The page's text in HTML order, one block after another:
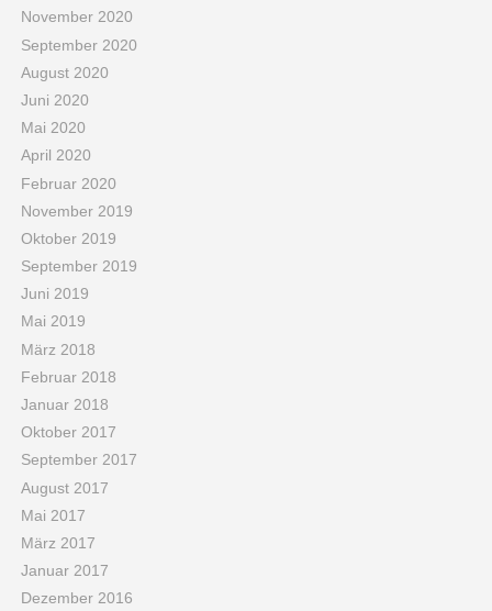
November 2020
September 2020
August 2020
Juni 2020
Mai 2020
April 2020
Februar 2020
November 2019
Oktober 2019
September 2019
Juni 2019
Mai 2019
März 2018
Februar 2018
Januar 2018
Oktober 2017
September 2017
August 2017
Mai 2017
März 2017
Januar 2017
Dezember 2016